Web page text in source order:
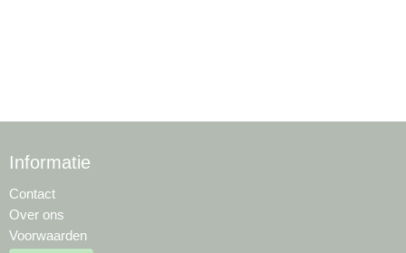
Informatie
Contact
Over ons
Voorwaarden